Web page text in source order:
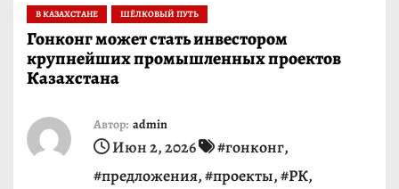
В КАЗАХСТАНЕ ШЁЛКОВЫЙ ПУТЬ
Гонконг может стать инвестором
крупнейших промышленных проектов
Казахстана
Автор: admin
Июн 2, 2026 #гонконг,
#предложения,#проекты,#РК,